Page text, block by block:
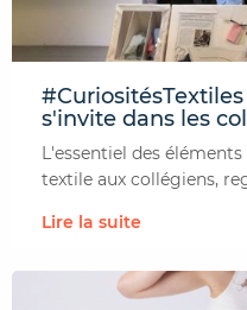
s'invite dans les
L'essentiel des
textile aux collégiens,
Lire la suite